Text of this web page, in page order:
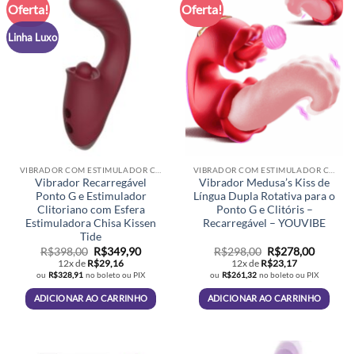
Oferta!
Linha Luxo
Vibrador Recarregável
Ponto G e Estimulador
Clitoriano com Esfera
Estimuladora Chisa Kissen
Tide
R$398,00 O
preço
original
era:
R$398,00.
R$349,90O
atual
é:
R$349,90.
12x de R$29,16
ou R$328,91 no boleto ou PIX
ADICIONAR AO CARRINHO
Oferta!
Vibrador Medusa’s Kiss de
Língua Dupla Rotativa para o
Ponto G e Clitóris –
Recarregável – YOUVIBE
R$298,00 O
preço
original
era:
R$298,00.
R$278,00O
atual
é:
12x de R$23,17
ou R$261,32 no boleto ou PIX
ADICIONAR AO CARRINHO